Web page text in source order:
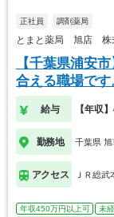
正社員 調剤薬局
とまと薬局 旭店 株
【千葉県浦安
合える職場です
給与 【年収
勤務地 千葉県 旭
アクセス ＪＲ総
年収450万円以上可 未